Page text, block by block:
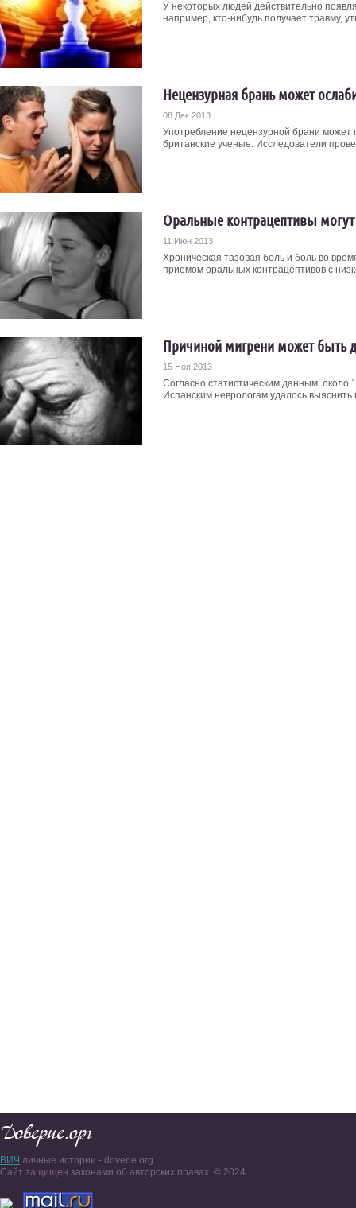
У некоторых людей действительно
например, кто-нибудь получает травму,
Нецензурная брань может
08 Дек 2013
Употребление нецензурной брани может
британские ученые. Исследователи
Оральные контрацептивы
11 Июн 2013
Хроническая тазовая боль и боль во
приемом оральных контрацептивов с
Причиной мигрени может быть
15 Ноя 2013
Согласно статистическим данным,
Испанским неврологам удалось
ВИЧ личные истории - doverie.org
Сайт защищен законами об авторских правах. © 2024